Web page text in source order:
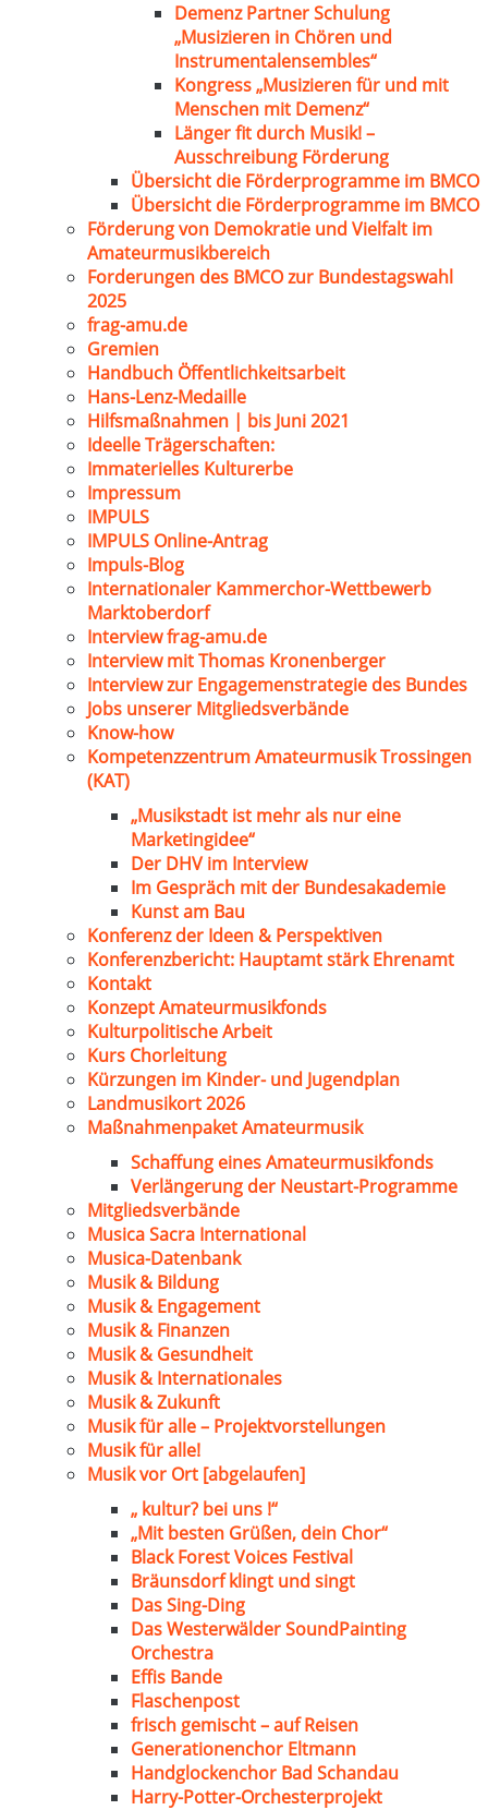
Demenz Partner Schulung
„Musizieren in Chören und
Instrumentalensembles“
Kongress „Musizieren für und mit
Menschen mit Demenz“
Länger fit durch Musik! –
Ausschreibung Förderung
Übersicht die Förderprogramme im BMCO
Übersicht die Förderprogramme im BMCO
Förderung von Demokratie und Vielfalt im
Amateurmusikbereich
Forderungen des BMCO zur Bundestagswahl
2025
frag-amu.de
Gremien
Handbuch Öffentlichkeitsarbeit
Hans-Lenz-Medaille
Hilfsmaßnahmen | bis Juni 2021
Ideelle Trägerschaften:
Immaterielles Kulturerbe
Impressum
IMPULS
IMPULS Online-Antrag
Impuls-Blog
Internationaler Kammerchor-Wettbewerb
Marktoberdorf
Interview frag-amu.de
Interview mit Thomas Kronenberger
Interview zur Engagemenstrategie des Bundes
Jobs unserer Mitgliedsverbände
Know-how
Kompetenzzentrum Amateurmusik Trossingen
(KAT)
„Musikstadt ist mehr als nur eine
Marketingidee“
Der DHV im Interview
Im Gespräch mit der Bundesakademie
Kunst am Bau
Konferenz der Ideen & Perspektiven
Konferenzbericht: Hauptamt stärk Ehrenamt
Kontakt
Konzept Amateurmusikfonds
Kulturpolitische Arbeit
Kurs Chorleitung
Kürzungen im Kinder- und Jugendplan
Landmusikort 2026
Maßnahmenpaket Amateurmusik
Schaffung eines Amateurmusikfonds
Verlängerung der Neustart-Programme
Mitgliedsverbände
Musica Sacra International
Musica-Datenbank
Musik & Bildung
Musik & Engagement
Musik & Finanzen
Musik & Gesundheit
Musik & Internationales
Musik & Zukunft
Musik für alle – Projektvorstellungen
Musik für alle!
Musik vor Ort [abgelaufen]
„ kultur? bei uns !“
„Mit besten Grüßen, dein Chor“
Black Forest Voices Festival
Bräunsdorf klingt und singt
Das Sing-Ding
Das Westerwälder SoundPainting
Orchestra
Effis Bande
Flaschenpost
frisch gemischt – auf Reisen
Generationenchor Eltmann
Handglockenchor Bad Schandau
Harry-Potter-Orchesterprojekt